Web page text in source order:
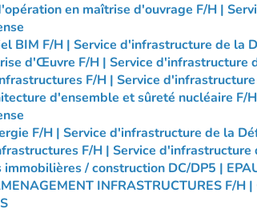
en maîtrise d'ouvrage F/H |
BIM F/H | Service d'infrastructure de la
d'Œuvre F/H | Service d'infrastructure
F/H | Service
d'ensemble et sûreté nucléaire F/
F/H | Service d'infrastructure de la
F/H | Service d'infrastructure
/ construction DC/DP5 |
INFRASTRUCTURES F/H |